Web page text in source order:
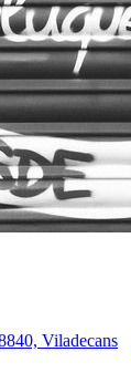
Viladecans